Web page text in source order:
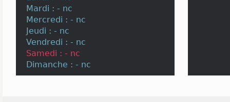
Mardi : - nc
Mercredi : - nc
Jeudi : - nc
Vendredi : - nc
Samedi : - nc
Dimanche : - nc